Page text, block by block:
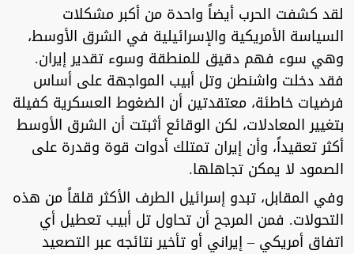
لقد كشفت الحرب أيضاً واحدة من أكبر مشكلات
السياسة الأمريكية والإسرائيلية في الشرق الأوسط،
وهي سوء فهم دقيق للمنطقة وسوء تقدير إيران.
فقد دخلت واشنطن وتل أبيب المواجهة على أساس
فرضيات خاطئة، معتقدتين أن الضغوط العسكرية كفيلة
بتغيير المعادلات، لكن الوقائع أثبتت أن الشرق الأوسط
أكثر تعقيداً، وأن إيران تمتلك أدوات قوة وقدرة على
الصمود لا يمكن تجاهلها.
وفي المقابل، تبدو إسرائيل الطرف الأكثر قلقاً من هذه
التحولات. فمن المرجح أن تحاول تل أبيب تعطيل أي
اتفاق أمريكي – إيراني أو تأخير نتائجه عبر التصعيد